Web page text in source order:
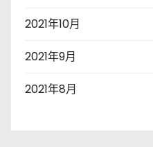
2021年10月
2021年9月
2021年8月